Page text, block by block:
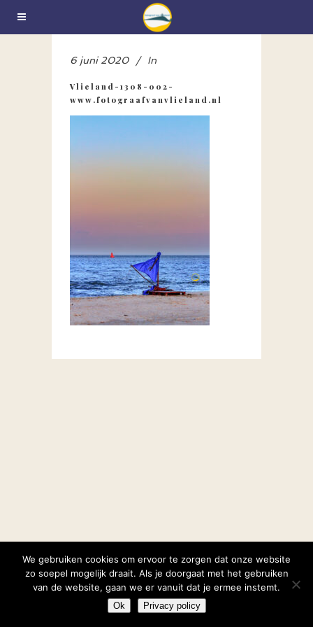
6 juni 2020 In
Vlieland-1308-002-
www.fotograafvanvlieland.nl
We gebruiken cookies om ervoor te zorgen dat onze website
zo soepel mogelijk draait. Als je doorgaat met het gebruiken
van de website, gaan we er vanuit dat je ermee instemt.
Ok Privacy policy